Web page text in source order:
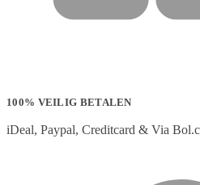
100% VEILIG BETALEN
iDeal, Paypal, Creditcard & Via